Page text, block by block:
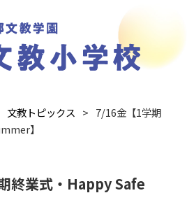
文教トピックス
7/16金【1学期
】
終業式・Happy Safe